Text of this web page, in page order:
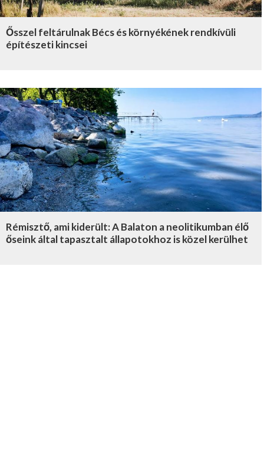
Ősszel feltárulnak Bécs és környékének rendkívüli
építészeti kincsei
Rémisztő, ami kiderült: A Balaton a neolitikumban élő
őseink által tapasztalt állapotokhoz is közel kerülhet